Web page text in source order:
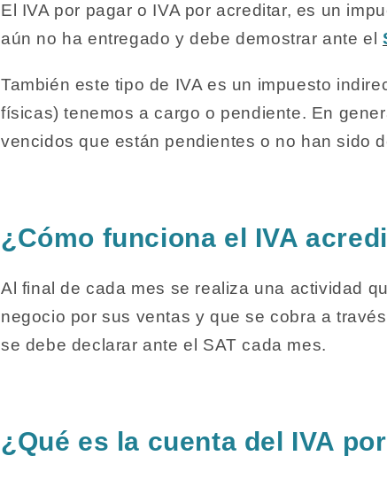
El IVA por pagar o IVA por acreditar, es un
aún no ha entregado y debe demostrar ante el
También este tipo de IVA es un impuesto
físicas) tenemos a cargo o pendiente. En
vencidos que están pendientes o no han sido
¿Cómo funciona el IVA
Al final de cada mes se realiza una actividad
negocio por sus ventas y que se cobra a
se debe declarar ante el SAT cada mes.
¿Qué es la cuenta del IVA